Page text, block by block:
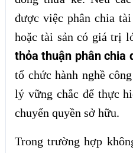
được việc phân chia
hoặc tài sản có giá trị
thỏa thuận phân chia
tổ chức hành nghề
lý vững chắc để thực
chuyển quyền sở hữu.
Trong trường hợp